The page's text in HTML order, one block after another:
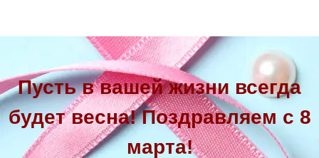
Пусть в вашей жизни всегда
будет весна! Поздравляем с 8
марта!